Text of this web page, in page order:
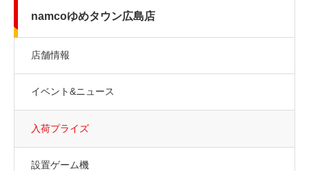
namcoゆめタウン広島店
店舗情報
イベント&ニュース
入荷プライズ
設置ゲーム機